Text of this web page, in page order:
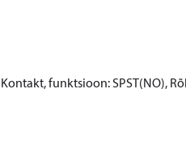
funktsioon: SPST(NO),